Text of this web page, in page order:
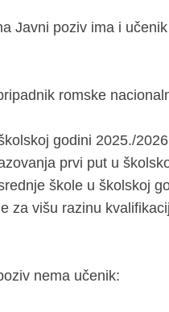
Javni poziv ima i
romske
godini 2025./
prvi put u
škole u školskoj
za višu razinu
nema učenik: